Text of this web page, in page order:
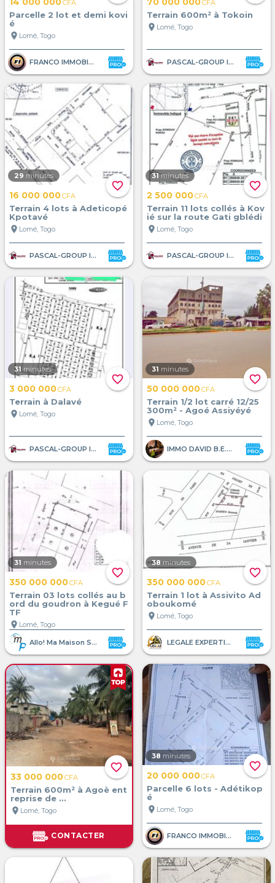
CFA
Parcelle 2 lot et demi kovi
é
location_on Lomé, Togo
FRANCO IMMOBILIER
CFA
Terrain 600m² à Tokoin
location_on Lomé, Togo
PASCAL-GROUP IMMOBILIER
favorite_border
29 minutes
16 000 000CFA
Terrain 4 lots à Adeticopé
Kpotavé
location_on Lomé, Togo
PASCAL-GROUP IMMOBILIER
favorite_border
31 minutes
2 500 000CFA
Terrain 11 lots collés à Kov
ié sur la route Gati gblédi
location_on Lomé, Togo
PASCAL-GROUP IMMOBILIER
favorite_border
31 minutes
3 000 000CFA
Terrain à Dalavé
location_on Lomé, Togo
PASCAL-GROUP IMMOBILIER
favorite_border
31 minutes
50 000 000CFA
Terrain 1/2 lot carré 12/25
300m² - Agoé Assiyéyé
location_on Lomé, Togo
IMMO DAVID B.E.A.M
favorite_border
31 minutes
350 000 000CFA
Terrain 03 lots collés au b
ord du goudron à Kegué F
TF
location_on Lomé, Togo
Allo! Ma Maison SARL
favorite_border
38 minutes
350 000 000CFA
Terrain 1 lot à Assivito Ad
oboukomé
location_on Lomé, Togo
LEGALE EXPERTISE AFRIQUE
favorite_border
33 000 000CFA
Terrain 600m² à Agoè ent
reprise de ...
location_on Lomé, Togo
CONTACTER
favorite_border
38 minutes
20 000 000CFA
Parcelle 6 lots - Adétikop
é
location_on Lomé, Togo
FRANCO IMMOBILIER